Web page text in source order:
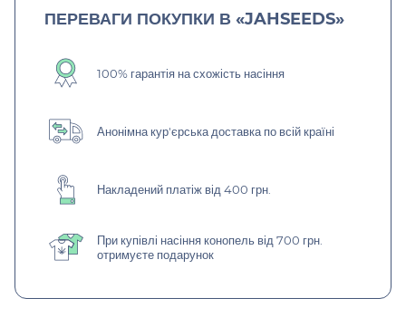
ПЕРЕВАГИ ПОКУПКИ В «JAHSEEDS»
100% гарантія на схожість насіння
Анонімна кур'єрська доставка по всій країні
Накладений платіж від 400 грн.
При купівлі насіння конопель від 700 грн.
отримуєте подарунок